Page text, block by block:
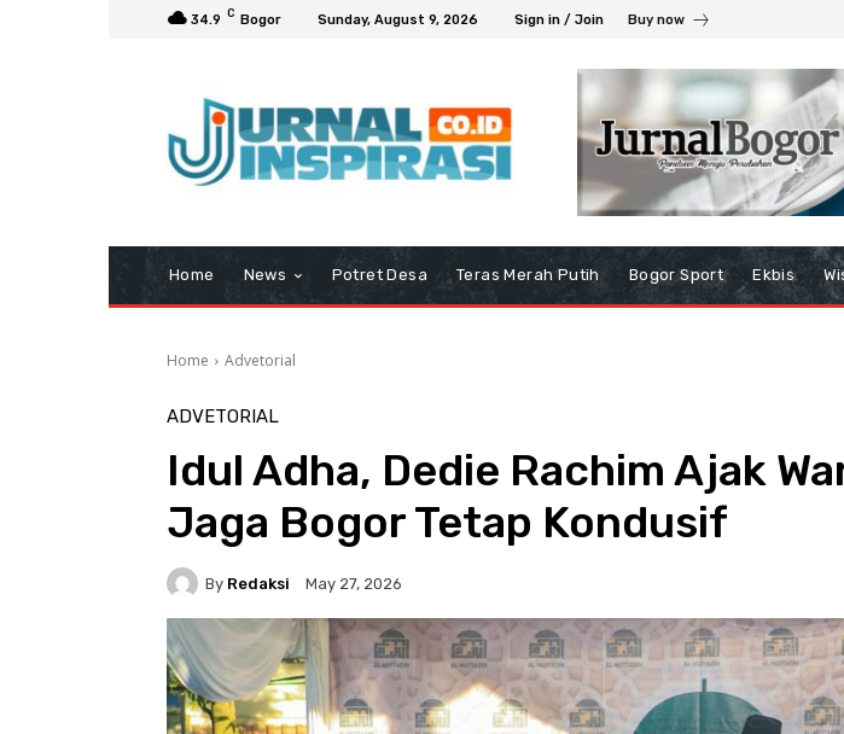
34.9 C Bogor Sunday, August 9, 2026 Sign in / Join Buy now
Home News Potret Desa Teras Merah Putih Bogor Sport Ekbis
Home Advetorial
ADVETORIAL
Idul Adha, Dedie Rachim Ajak
Jaga Bogor Tetap Kondusif
By Redaksi May 27, 2026